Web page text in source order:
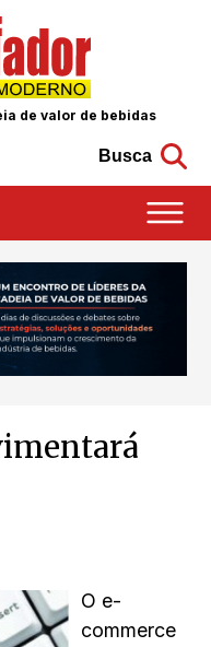
de valor de bebidas
Busca
O e-
commerce